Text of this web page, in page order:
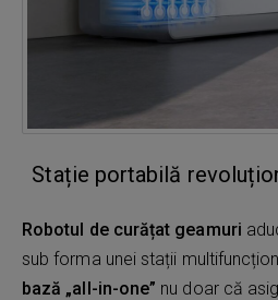
Stație portabilă
Robotul de curățat geamuri
sub forma unei stații
bază „all-in-one” nu doar că